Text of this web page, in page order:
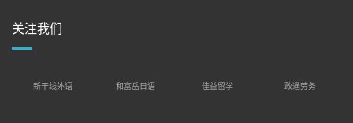
关注我们
新干线外语 和富岳日语 佳益留学 政通劳务